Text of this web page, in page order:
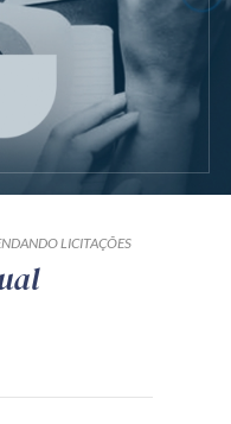
4698
80240-000
6616LICITAÇÕES